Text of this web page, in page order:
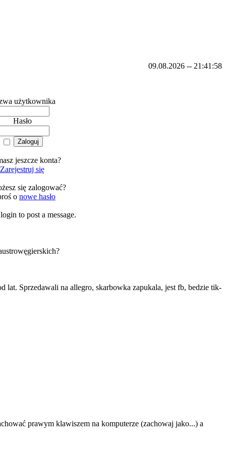
09.08.2026 -- 21:41:58
użytkownika
Hasło
jeszcze konta?
Zarejestruj się
się zalogować?
o nowe hasło
to post a message.
lat. Sprzedawali na allegro, skarbowka zapukala, jest fb, bedzie tik-
prawym klawiszem na komputerze (zachowaj jako...) a